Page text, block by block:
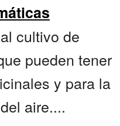
cultivo de
pueden tener
y para la
aire....